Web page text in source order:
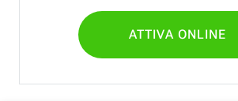
ATTIVA ONLINE